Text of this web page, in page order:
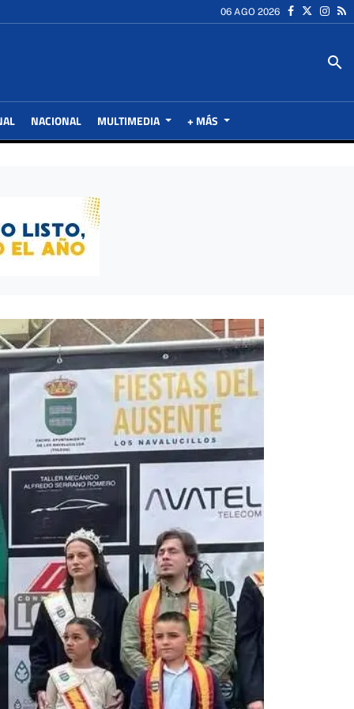
06 AGO 2026
search
NACIONAL MULTIMEDIA + MÁS